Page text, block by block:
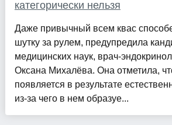
категорически нельзя
Даже привычный всем квас
шутку за рулем, предупредила
медицинских наук, врач-
Оксана Михалёва. Она отметила,
появляется в результате
из-за чего в нем образуе...